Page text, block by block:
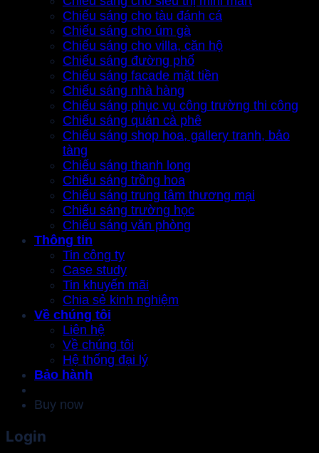
Chiếu sáng cho tàu đánh cá
Chiếu sáng cho úm gà
Chiếu sáng cho villa, căn hộ
Chiếu sáng đường phố
Chiếu sáng facade mặt tiền
Chiếu sáng nhà hàng
Chiếu sáng phục vụ công trường thi công
Chiếu sáng quán cà phê
Chiếu sáng shop hoa, gallery tranh, bảo
tàng
Chiếu sáng thanh long
Chiếu sáng trồng hoa
Chiếu sáng trung tâm thương mại
Chiếu sáng trường học
Chiếu sáng văn phòng
Thông tin
Tin công ty
Case study
Tin khuyến mãi
Chia sẻ kinh nghiệm
Về chúng tôi
Liên hệ
Về chúng tôi
Hệ thống đại lý
Bảo hành
Buy now
Login